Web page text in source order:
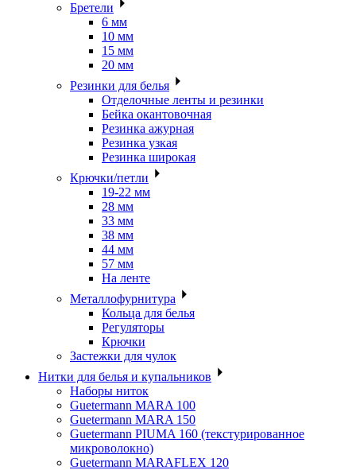
Бретели
6 мм
10 мм
15 мм
20 мм
Резинки для белья
Отделочные ленты и резинки
Бейка окантовочная
Резинка ажурная
Резинка узкая
Резинка широкая
Крючки/петли
19-22 мм
28 мм
33 мм
38 мм
44 мм
57 мм
На ленте
Металлофурнитура
Кольца для белья
Регуляторы
Крючки
Застежки для чулок
Нитки для белья и купальников
Наборы ниток
Guetermann MARA 100
Guetermann MARA 150
Guetermann PIUMA 160 (текстурированное
микроволокно)
Guetermann MARAFLEX 120